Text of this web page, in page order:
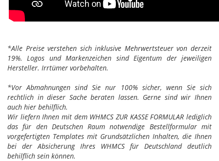
*Alle Preise verstehen sich inklusive Mehrwertsteuer von derzeit
19%. Logos und Markenzeichen sind Eigentum der jeweiligen
Hersteller. Irrtümer vorbehalten.
*Vor Abmahnungen sind Sie nur 100% sicher, wenn Sie sich
rechtlich in dieser Sache beraten lassen. Gerne sind wir Ihnen
auch hier behilflich.
Wir liefern Ihnen mit dem WHMCS ZUR KASSE FORMULAR lediglich
das für den Deutschen Raum notwendige Bestellformular mit
vorgefertigten Templates mit Grundsätzlichen Inhalten, die Ihnen
bei der Absicherung Ihres WHMCS für Deutschland deutlich
behilflich sein können.